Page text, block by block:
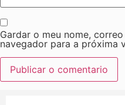
Gardar o meu nome,
navegador para a próxima